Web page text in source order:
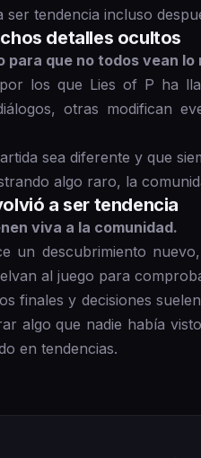
tendencia incluso
detalles ocultos
para que no todos vean lo
los que Lies of P ha
otras modifican
sea diferente y que
algo raro, la
a ser tendencia
viva a la comunidad.
un descubrimiento
al juego para
finales y decisiones
algo que nadie había
en tendencias.